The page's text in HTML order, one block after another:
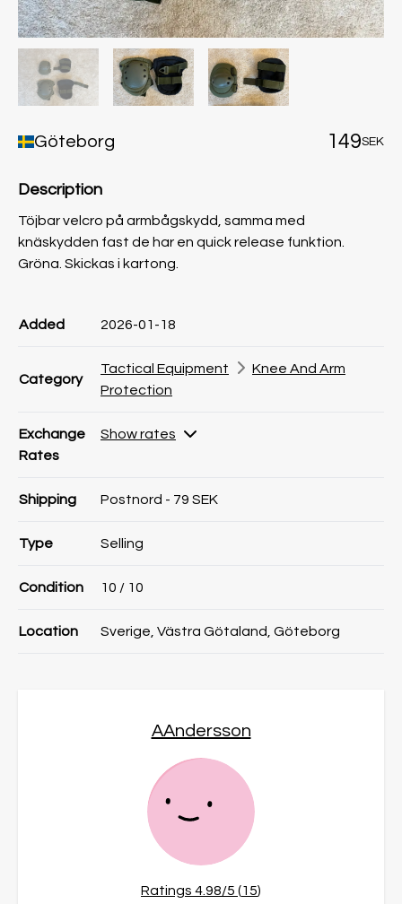
Göteborg 149SEK
Description
Töjbar velcro på armbågskydd, samma med
knäskydden fast de har en quick release funktion.
Gröna. Skickas i kartong.
Added 2026-01-18
Category
Tactical Equipment
Knee And Arm
Protection
Exchange
Rates
Show rates
Shipping Postnord - 79 SEK
Type Selling
Condition 10 / 10
Location Sverige, Västra Götaland, Göteborg
AAndersson
Ratings 4.98/5 (15)